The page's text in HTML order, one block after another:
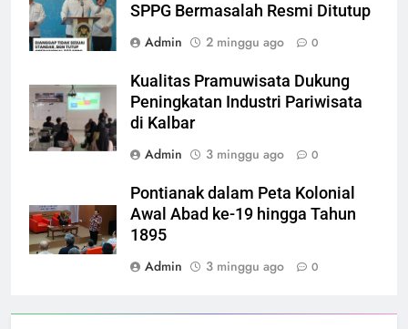
SPPG Bermasalah Resmi Ditutup
Admin
2 minggu ago 0
Kualitas Pramuwisata Dukung
Peningkatan Industri Pariwisata
di Kalbar
Admin
3 minggu ago 0
Pontianak dalam Peta Kolonial
Awal Abad ke-19 hingga Tahun
1895
Admin
3 minggu ago 0